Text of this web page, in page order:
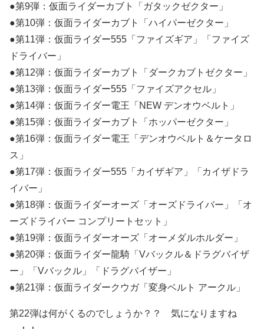
●第9弾：仮面ライダーカブト「ガタックゼクター」
●第10弾：仮面ライダーカブト「ハイパーゼクター」
●第11弾：仮面ライダー555「ファイズギア」「ファイズ
ドライバー」
●第12弾：仮面ライダーカブト「ダークカブトゼクター」
●第13弾：仮面ライダー555「ファイズアクセル」
●第14弾：仮面ライダー電王「NEW デンオウベルト」
●第15弾：仮面ライダーカブト「ホッパーゼクター」
●第16弾：仮面ライダー電王「デンオウベルト＆ケータロ
ス」
●第17弾：仮面ライダー555「カイザギア」「カイザドラ
イバー」
●第18弾：仮面ライダーオーズ「オーズドライバー」「オ
ーズドライバー コンプリートセット」
●第19弾：仮面ライダーオーズ「オーメダルホルダー」
●第20弾：仮面ライダー龍騎「Vバックル＆ドラグバイザ
ー」「Vバックル」「ドラグバイザー」
●第21弾：仮面ライダークウガ「変身ベルト アークル」
第22弾は何がくるのでしょうか？？ 気になりますね